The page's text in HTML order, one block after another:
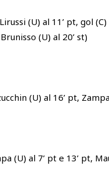
(U) al 11’ pt, gol
(U) al 20’ st)
(U) al 16’ pt,
(U) al 7’ pt e 13’ pt,